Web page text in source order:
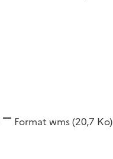
Format wms(20,7 Ko)